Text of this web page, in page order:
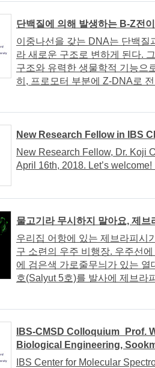
단백질에 의해 발생하는 B-Z전
이중나선을 갖는 DNA는 단백질
라 새로운 구조로 변하게 된다.
구조와 유력한 생물학적 기능으
히, 프로모터 부분에 Z-DNA로
New Research Fellow in IBS
New Research Fellow, Dr. Koji
April 16th, 2018. Let’s
물고기라 무시하지 말아요, 제브
우리집 어항에 있는 제브라피시
구 소련의 우주 비행장. 우주선
에 검은색 가로줄무늬가 있는
호(Salyut 5호)를 발사에 제브라
IBS-CMSD Colloquium_Prof.
Biological Engineering,
IBS Center for Molecular